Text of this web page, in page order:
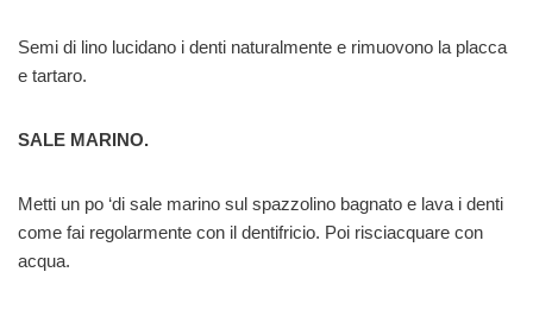
Semi di lino lucidano i denti naturalmente e rimuovono la placca
e tartaro.
SALE MARINO.
Metti un po ‘di sale marino sul spazzolino bagnato e lava i denti
come fai regolarmente con il dentifricio. Poi risciacquare con
acqua.